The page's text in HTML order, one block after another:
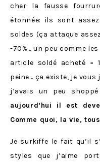
cher la fausse
étonnée: ils sont
soldes (ça attaque
-70%… un peu comme
article soldé acheté =
peine… ça existe, je
j’avais un peu
aujourd’hui il est
Comme quoi, la vie,
Je surkiffe le fait qu’il
styles que j’aime